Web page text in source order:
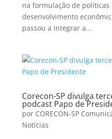
na formulação de
desenvolvimento
passou a integrar a...
Corecon-SP divulga
podcast Papo de
por CORECON-SP
Notícias